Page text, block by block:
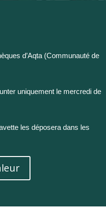
d’Aqta (Communauté de
uniquement le mercredi de
les déposera dans les